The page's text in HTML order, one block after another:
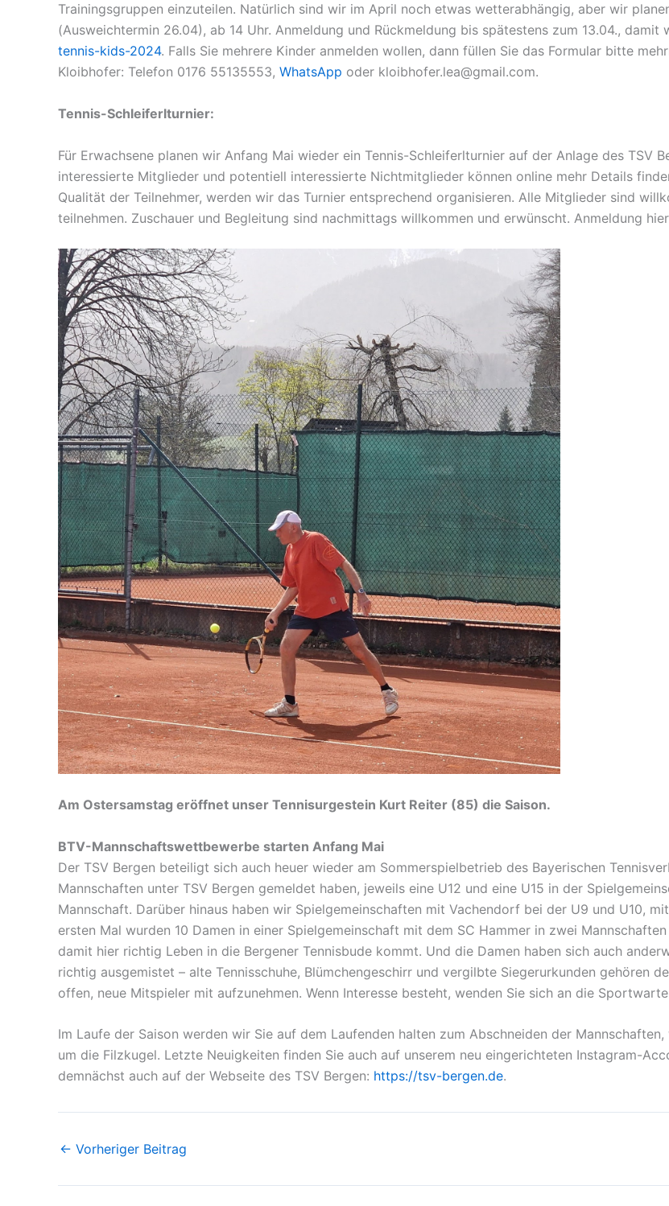
Trainingsgruppen einzuteilen. Natürlich sind wir im April noch etwas wetterabhängig, aber wir
(Ausweichtermin 26.04), ab 14 Uhr. Anmeldung und Rückmeldung bis spätestens zum 13.04., damit
tennis-kids-2024. Falls Sie mehrere Kinder anmelden wollen, dann füllen Sie das Formular bitte
Kloibhofer: Telefon 0176 55135553, WhatsApp oder kloibhofer.lea@gmail.com.
Tennis-Schleiferlturnier:
Für Erwachsene planen wir Anfang Mai wieder ein Tennis-Schleiferlturnier auf der Anlage des TSV
interessierte Mitglieder und potentiell interessierte Nichtmitglieder können online mehr Details
Qualität der Teilnehmer, werden wir das Turnier entsprechend organisieren. Alle Mitglieder sind
teilnehmen. Zuschauer und Begleitung sind nachmittags willkommen und erwünscht. Anmeldung
Am Ostersamstag eröffnet unser Tennisurgestein Kurt Reiter (85) die Saison.
BTV-Mannschaftswettbewerbe starten Anfang Mai
Der TSV Bergen beteiligt sich auch heuer wieder am Sommerspielbetrieb des Bayerischen
Mannschaften unter TSV Bergen gemeldet haben, jeweils eine U12 und eine U15 in der
Mannschaft. Darüber hinaus haben wir Spielgemeinschaften mit Vachendorf bei der U9 und U10,
ersten Mal wurden 10 Damen in einer Spielgemeinschaft mit dem SC Hammer in zwei
damit hier richtig Leben in die Bergener Tennisbude kommt. Und die Damen haben sich auch
richtig ausgemistet – alte Tennisschuhe, Blümchengeschirr und vergilbte Siegerurkunden gehören
offen, neue Mitspieler mit aufzunehmen. Wenn Interesse besteht, wenden Sie sich an die
Im Laufe der Saison werden wir Sie auf dem Laufenden halten zum Abschneiden der
um die Filzkugel. Letzte Neuigkeiten finden Sie auch auf unserem neu eingerichteten Instagram-
demnächst auch auf der Webseite des TSV Bergen: https://tsv-bergen.de.
← Vorheriger Beitrag